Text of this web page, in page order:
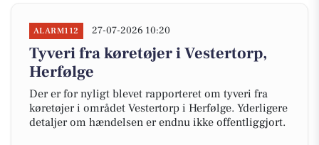
ALARM112 27-07-2026 10:20
Tyveri fra køretøjer i Vestertorp,
Herfølge
Der er for nyligt blevet rapporteret om tyveri fra
køretøjer i området Vestertorp i Herfølge. Yderligere
detaljer om hændelsen er endnu ikke offentliggjort.